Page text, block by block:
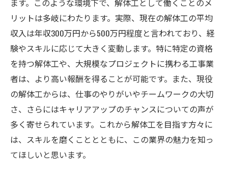
ます。このような環境下で、解体工として働くことのメ
リットは多岐にわたります。実際、現在の解体工の平均
収入は年収300万円から500万円程度と言われており、経
験やスキルに応じて大きく変動します。特に特定の資格
を持つ解体工や、大規模なプロジェクトに携わる工事業
者は、より高い報酬を得ることが可能です。また、現役
の解体工からは、仕事のやりがいやチームワークの大切
さ、さらにはキャリアアップのチャンスについての声が
多く寄せられています。これから解体工を目指す方々に
は、スキルを磨くこととともに、この業界の魅力を知っ
てほしいと思います。